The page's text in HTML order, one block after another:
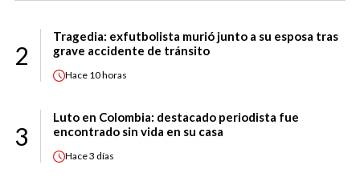
2
Tragedia: exfutbolista murió junto a su esposa tras
grave accidente de tránsito
Hace 10 horas
3
Luto en Colombia: destacado periodista fue
encontrado sin vida en su casa
Hace3 días